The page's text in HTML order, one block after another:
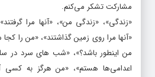
مشارکت تشکر می‌کنم.
«زندگی»، «زندگی من»، «آنها مرا
«آنها مرا روی زمین گذاشتند»، «من را
من اینطور باشد؟»، «شب های سرد در
اعدامی‌ها هستم»، «من هرگز به کسی